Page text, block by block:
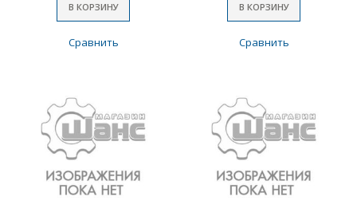
В КОРЗИНУ
Сравнить
В КОРЗИНУ
Сравнить